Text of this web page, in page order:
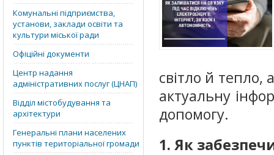
Комунальні підприємства,
установи, заклади освіти та
культури міської ради
Офіційні документи
Центр надання
адміністративних послуг (ЦНАП)
Відділ містобудування та
архітектури
Генеральні плани населених
пунктів територіальної громади
світло й тепло,
актуальну
допомогу.
1. Як